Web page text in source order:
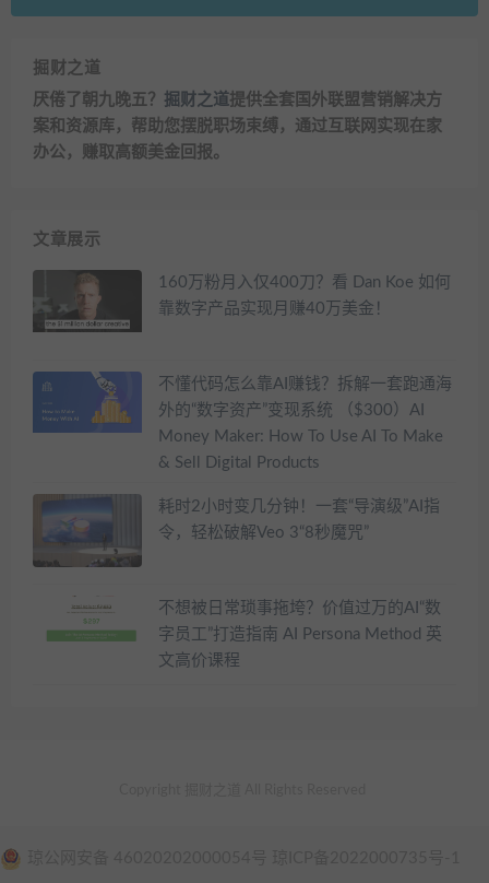
掘财之道
厌倦了朝九晚五？ 掘财之道提供全套国外联盟营销解决方
案和资源库，帮助您摆脱职场束缚，通过互联网实现在家
办公，赚取高额美金回报。
文章展示
160万粉月入仅400刀？看 Dan Koe 如何
靠数字产品实现月赚40万美金！
不懂代码怎么靠AI赚钱？拆解一套跑通海
外的“数字资产”变现系统 （$300）AI
Money Maker: How To Use AI To Make
& Sell Digital Products
耗时2小时变几分钟！一套“导演级”AI指
令，轻松破解Veo 3“8秒魔咒”
不想被日常琐事拖垮？价值过万的AI“数
字员工”打造指南 AI Persona Method 英
文高价课程